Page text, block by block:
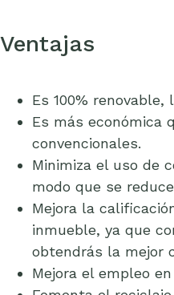
Ventajas
Es 100% renovable,
Es más económica
convencionales.
Minimiza el uso de
modo que se
Mejora la
inmueble, ya que
obtendrás la mejor
Mejora el empleo